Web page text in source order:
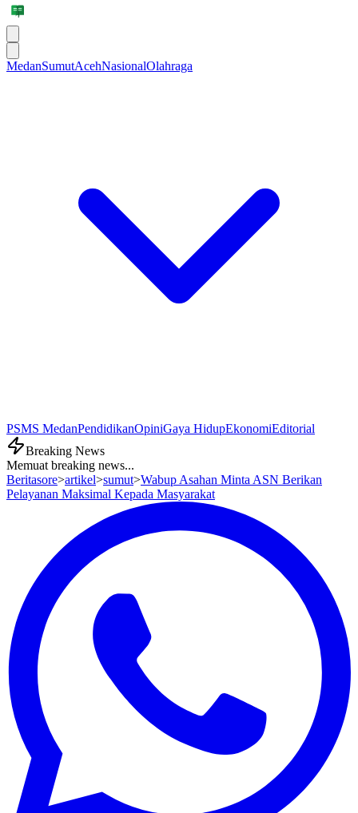
MedanSumutAcehNasionalOlahraga
PSMS MedanPendidikanOpiniGaya HidupEkonomiEditorial
Breaking News
Memuat breaking news...
Beritasore>artikel>sumut>Wabup Asahan Minta ASN Berikan
Pelayanan Maksimal Kepada Masyarakat